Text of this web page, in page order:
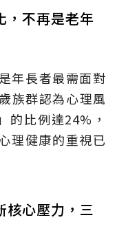
，不再是老年
年長者最需面對
族群認為心理風
的比例達24%，
理健康的重視已
核心壓力，三